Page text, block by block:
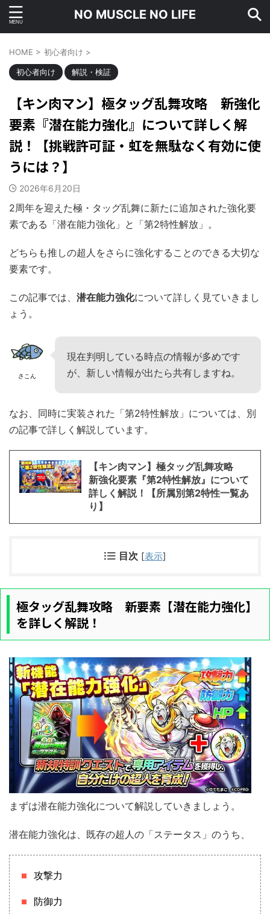
NO MUSCLE NO LIFE
HOME > 初心者向け >
初心者向け 解説・検証
【キン肉マン】極タッグ乱舞攻略 新強化
要素『潜在能力強化』について詳しく解
説！【挑戦許可証・虹を無駄なく有効に使
うには？】
2026年6月20日
2周年を迎えた極・タッグ乱舞に新たに追加された強化要
素である「潜在能力強化」と「第2特性解放」。
どちらも推しの超人をさらに強化することのできる大切な
要素です。
この記事では、 潜在能力強化について詳しく見ていきまし
ょう。
さこん
現在判明している時点の情報が多めです
が、新しい情報が出たら共有しますね。
なお、同時に実装された「第2特性解放」については、別
の記事で詳しく解説しています。
【キン肉マン】極タッグ乱舞攻略
新強化要素『第2特性解放』について
詳しく解説！【所属別第2特性一覧あ
り】
目次 [表示]
極タッグ乱舞攻略 新要素【潜在能力強化】
を詳しく解説！
まずは潜在能力強化について解説していきましょう。
潜在能力強化は、既存の超人の「ステータス」のうち、
攻撃力
防御力